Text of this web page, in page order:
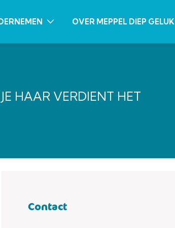
OVER MEPPEL DIEP GELUK
JE HAAR VERDIENT HET
Contact